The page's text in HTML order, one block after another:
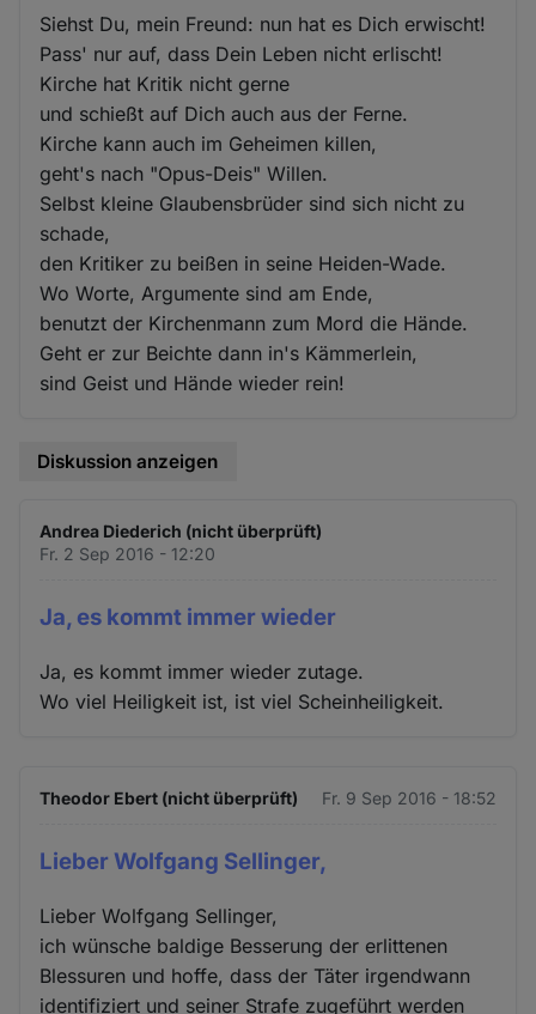
Siehst Du, mein Freund: nun hat es Dich erwischt!
Pass' nur auf, dass Dein Leben nicht erlischt!
Kirche hat Kritik nicht gerne
und schießt auf Dich auch aus der Ferne.
Kirche kann auch im Geheimen killen,
geht's nach "Opus-Deis" Willen.
Selbst kleine Glaubensbrüder sind sich nicht zu
schade,
den Kritiker zu beißen in seine Heiden-Wade.
Wo Worte, Argumente sind am Ende,
benutzt der Kirchenmann zum Mord die Hände.
Geht er zur Beichte dann in's Kämmerlein,
sind Geist und Hände wieder rein!
Diskussion anzeigen
Andrea Diederich (nicht überprüft)
Fr. 2 Sep 2016 - 12:20
Ja, es kommt immer wieder
Ja, es kommt immer wieder zutage.
Wo viel Heiligkeit ist, ist viel Scheinheiligkeit.
Theodor Ebert (nicht überprüft) Fr. 9 Sep 2016 - 18:52
Lieber Wolfgang Sellinger,
Lieber Wolfgang Sellinger,
ich wünsche baldige Besserung der erlittenen
Blessuren und hoffe, dass der Täter irgendwann
identifiziert und seiner Strafe zugeführt werden